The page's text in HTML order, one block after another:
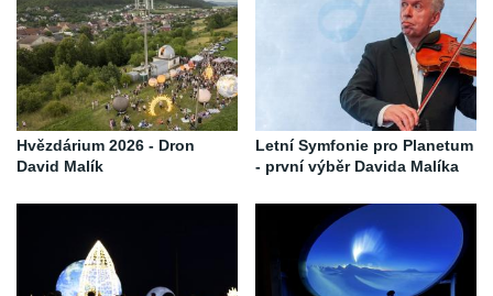
Hvězdárium 2026 - Dron
David Malík
Letní Symfonie pro Planetum
- první výběr Davida Malíka